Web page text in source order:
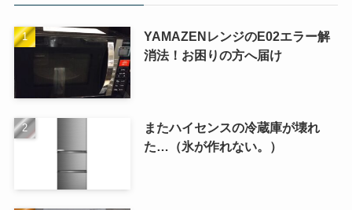
YAMAZENレンジのE02エラー解
消法！お困りの方へ届け
またハイセンスの冷蔵庫が壊れ
た…（氷が作れない。）